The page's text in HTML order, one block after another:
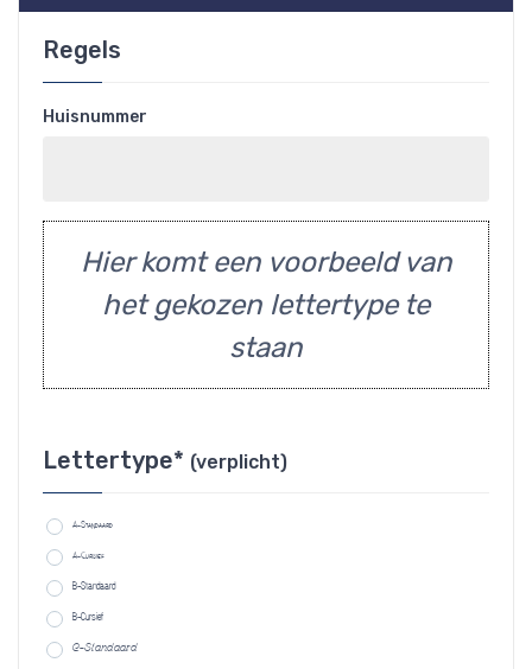
Regels
Huisnummer
Hier komt een voorbeeld van
het gekozen lettertype te
staan
Lettertype* (verplicht)
A-Standaard
A-Cursief
B-Standaard
B-Cursief
C-Standaard